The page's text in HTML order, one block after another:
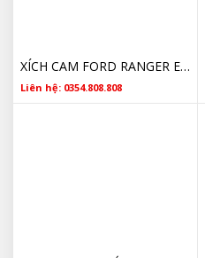
XÍCH CAM FORD RANGER EVEREST BT50 TRANSIT BK3Q6268ATL 2012 2013 2014 2015 2016 2017 2018
Liên hệ: 0354.808.808